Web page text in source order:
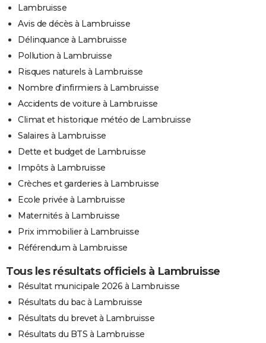
Lambruisse
Avis de décès à Lambruisse
Délinquance à Lambruisse
Pollution à Lambruisse
Risques naturels à Lambruisse
Nombre d'infirmiers à Lambruisse
Accidents de voiture à Lambruisse
Climat et historique météo de Lambruisse
Salaires à Lambruisse
Dette et budget de Lambruisse
Impôts à Lambruisse
Crèches et garderies à Lambruisse
Ecole privée à Lambruisse
Maternités à Lambruisse
Prix immobilier à Lambruisse
Référendum à Lambruisse
Tous les résultats officiels à Lambruisse
Résultat municipale 2026 à Lambruisse
Résultats du bac à Lambruisse
Résultats du brevet à Lambruisse
Résultats du BTS à Lambruisse